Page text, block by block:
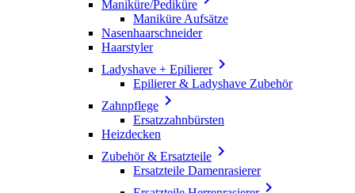
Maniküre/Pediküre
Maniküre Aufsätze
Nasenhaarschneider
Haarstyler
Ladyshave + Epilierer
Epilierer & Ladyshave Zubehör
Zahnpflege 
Ersatzzahnbürsten
Heizdecken
Zubehör & Ersatzteile 
Ersatzteile Damenrasierer
